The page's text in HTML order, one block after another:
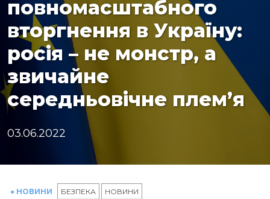
повномасштабного
вторгнення в Україну:
росія – не монстр, а
звичайне
середньовічне плем’я
03.06.2022
● НОВИНИ БЕЗПЕКА НОВИНИ